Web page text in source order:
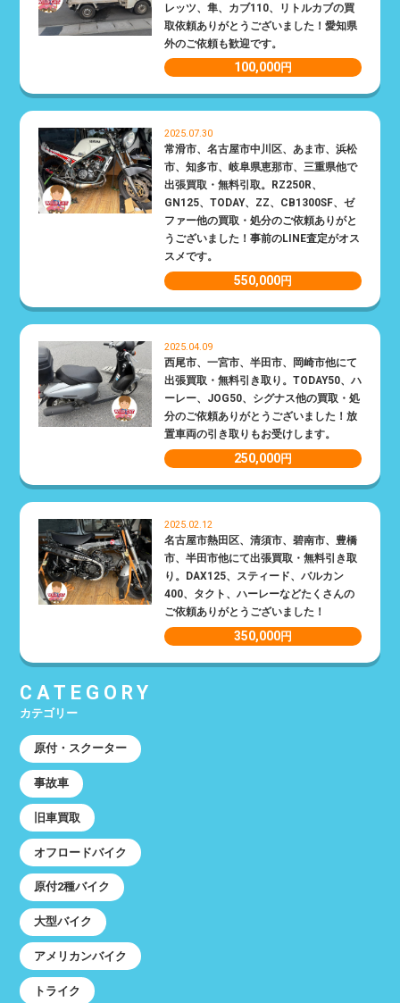
レッツ、隼、カブ110、リトルカブの買
取依頼ありがとうございました！愛知県
外のご依頼も歓迎です。
100,000円
2025.07.30
常滑市、名古屋市中川区、あま市、浜松
市、知多市、岐阜県恵那市、三重県他で
出張買取・無料引取。RZ250R、
GN125、TODAY、ZZ、CB1300SF、ゼ
ファー他の買取・処分のご依頼ありがと
うございました！事前のLINE査定がオス
スメです。
550,000円
2025.04.09
西尾市、一宮市、半田市、岡崎市他にて
出張買取・無料引き取り。TODAY50、ハ
ーレー、JOG50、シグナス他の買取・処
分のご依頼ありがとうございました！放
置車両の引き取りもお受けします。
250,000円
2025.02.12
名古屋市熱田区、清須市、碧南市、豊橋
市、半田市他にて出張買取・無料引き取
り。DAX125、スティード、バルカン
400、タクト、ハーレーなどたくさんの
ご依頼ありがとうございました！
350,000円
CATEGORY
カテゴリー
原付・スクーター
事故車
旧車買取
オフロードバイク
原付2種バイク
大型バイク
アメリカンバイク
トライク